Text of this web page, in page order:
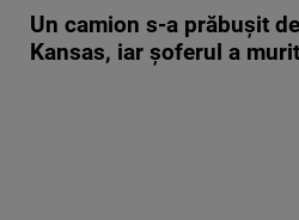
Un camion s-a prăbușit
Kansas, iar șoferul a murit